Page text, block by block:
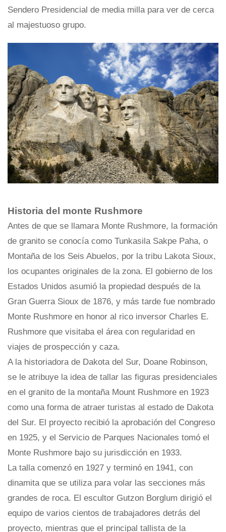
Sendero Presidencial de media milla para ver de cerca
al majestuoso grupo.
Historia del monte Rushmore
Antes de que se llamara Monte Rushmore, la formación
de granito se conocía como Tunkasila Sakpe Paha, o
Montaña de los Seis Abuelos, por la tribu Lakota Sioux,
los ocupantes originales de la zona. El gobierno de los
Estados Unidos asumió la propiedad después de la
Gran Guerra Sioux de 1876, y más tarde fue nombrado
Monte Rushmore en honor al rico inversor Charles E.
Rushmore que visitaba el área con regularidad en
viajes de prospección y caza.
A la historiadora de Dakota del Sur, Doane Robinson,
se le atribuye la idea de tallar las figuras presidenciales
en el granito de la montaña Mount Rushmore en 1923
como una forma de atraer turistas al estado de Dakota
del Sur. El proyecto recibió la aprobación del Congreso
en 1925, y el Servicio de Parques Nacionales tomó el
Monte Rushmore bajo su jurisdicción en 1933.
La talla comenzó en 1927 y terminó en 1941, con
dinamita que se utiliza para volar las secciones más
grandes de roca. El escultor Gutzon Borglum dirigió el
equipo de varios cientos de trabajadores detrás del
proyecto, mientras que el principal tallista de la